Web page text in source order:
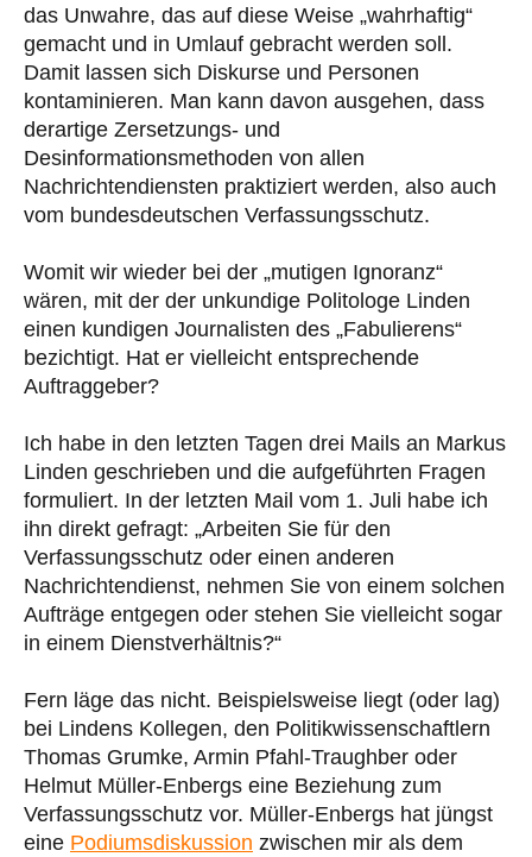
das Unwahre, das auf diese Weise „wahrhaftig“
gemacht und in Umlauf gebracht werden soll.
Damit lassen sich Diskurse und Personen
kontaminieren. Man kann davon ausgehen, dass
derartige Zersetzungs- und
Desinformationsmethoden von allen
Nachrichtendiensten praktiziert werden, also auch
vom bundesdeutschen Verfassungsschutz.
Womit wir wieder bei der „mutigen Ignoranz“
wären, mit der der unkundige Politologe Linden
einen kundigen Journalisten des „Fabulierens“
bezichtigt. Hat er vielleicht entsprechende
Auftraggeber?
Ich habe in den letzten Tagen drei Mails an Markus
Linden geschrieben und die aufgeführten Fragen
formuliert. In der letzten Mail vom 1. Juli habe ich
ihn direkt gefragt: „Arbeiten Sie für den
Verfassungsschutz oder einen anderen
Nachrichtendienst, nehmen Sie von einem solchen
Aufträge entgegen oder stehen Sie vielleicht sogar
in einem Dienstverhältnis?“
Fern läge das nicht. Beispielsweise liegt (oder lag)
bei Lindens Kollegen, den Politikwissenschaftlern
Thomas Grumke, Armin Pfahl-Traughber oder
Helmut Müller-Enbergs eine Beziehung zum
Verfassungsschutz vor. Müller-Enbergs hat jüngst
eine Podiumsdiskussion zwischen mir als dem